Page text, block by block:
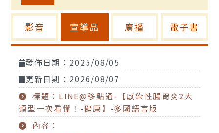
影音 宣導品 廣播 電子書
發佈日期：2025/08/05
更新日期：2026/08/07
標題：LINE@移點通-【感染性腸胃炎2大
類型一次看懂！-健康】-多國語言版
內容：